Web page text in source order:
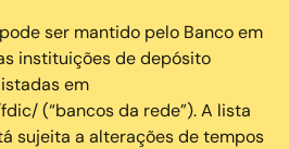
ser mantido pelo Banco em
instituições de depósito
em
(“bancos da rede”). A lista
sujeita a alterações de tempos